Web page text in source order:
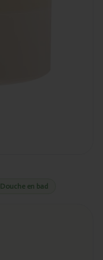
Douche en bad